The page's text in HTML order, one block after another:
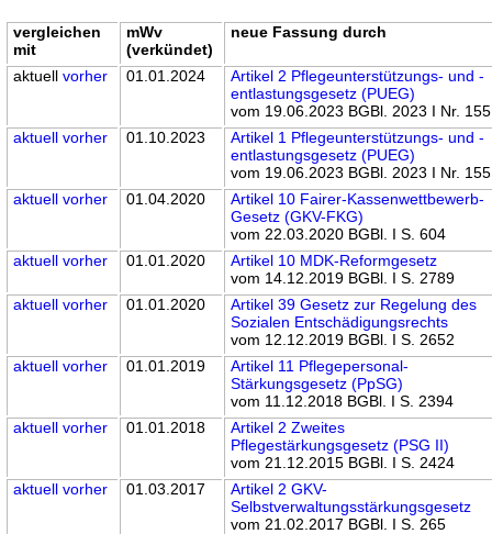
vergleichen
mit
mWv
(verkündet)
neue Fassung durch
aktuellvorher 01.01.2024
Artikel 2 Pflegeunterstützungs- und -
entlastungsgesetz (PUEG)
vom 19.06.2023 BGBl. 2023 I Nr. 155
aktuell vorher 01.10.2023
Artikel 1 Pflegeunterstützungs- und -
entlastungsgesetz (PUEG)
vom 19.06.2023 BGBl. 2023 I Nr. 155
aktuell vorher 01.04.2020
Artikel 10 Fairer-Kassenwettbewerb-
Gesetz (GKV-FKG)
vom 22.03.2020 BGBl. I S. 604
aktuell vorher 01.01.2020
Artikel 10 MDK-Reformgesetz
vom 14.12.2019 BGBl. I S. 2789
aktuell vorher 01.01.2020
Artikel 39 Gesetz zur Regelung des
Sozialen Entschädigungsrechts
vom 12.12.2019 BGBl. I S. 2652
aktuell vorher 01.01.2019
Artikel 11 Pflegepersonal-
Stärkungsgesetz (PpSG)
vom 11.12.2018 BGBl. I S. 2394
aktuell vorher 01.01.2018
Artikel 2 Zweites
Pflegestärkungsgesetz (PSG II)
vom 21.12.2015 BGBl. I S. 2424
aktuell vorher 01.03.2017
Artikel 2 GKV-
Selbstverwaltungsstärkungsgesetz
vom 21.02.2017 BGBl. I S. 265